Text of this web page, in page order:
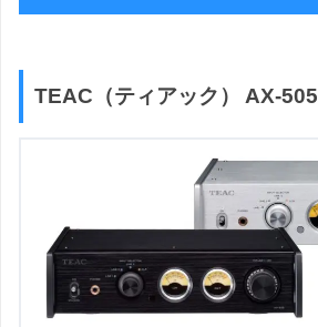
TEAC（ティアック） AX-505